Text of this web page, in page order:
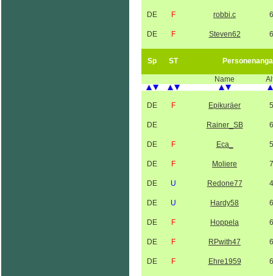
DE F robbi.c
DE F Steven62
Sp ST
Name
DE F Epikuräer
DE Rainer_SB
DE F Eca_
DE F Moliere
DE U Redone77
DE U Hardy58
DE F Hoppela
DE F RPwith47
DE F Ehre1959